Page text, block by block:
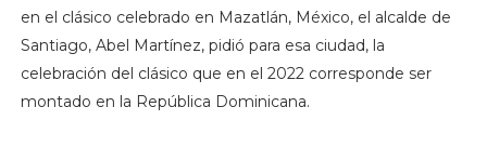
en el clásico celebrado en Mazatlán, México, el alcalde de
Santiago, Abel Martínez, pidió para esa ciudad, la
celebración del clásico que en el 2022 corresponde ser
montado en la República Dominicana.